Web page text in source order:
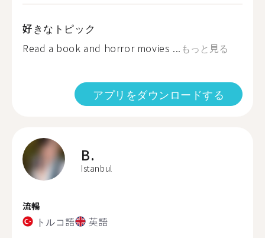
好きなトピック
Read a book and horror movies ... もっと見る
アプリをダウンロードする
B.
Istanbul
流暢
トルコ語 英語